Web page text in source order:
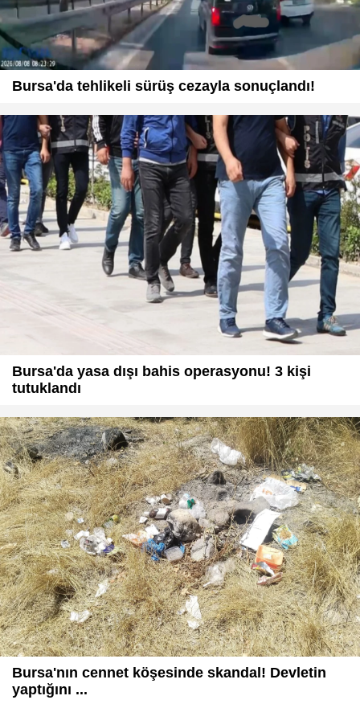
Bursa'da tehlikeli sürüş cezayla sonuçlandı!
Bursa'da yasa dışı bahis operasyonu! 3 kişi
tutuklandı
Bursa'nın cennet köşesinde skandal! Devletin
yaptığını ...